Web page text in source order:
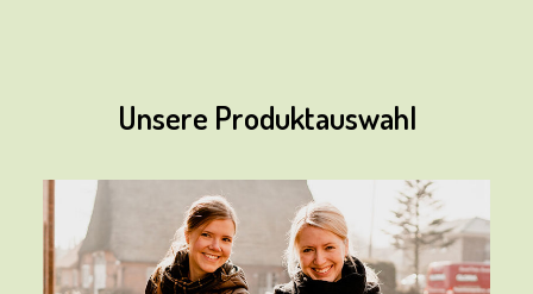
Unsere Produktauswahl